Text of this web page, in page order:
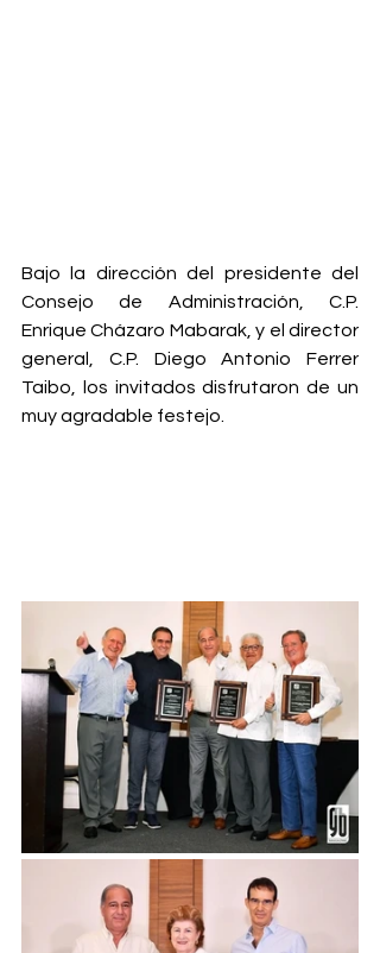
Bajo la dirección del presidente del
Consejo de Administración, C.P.
Enrique Cházaro Mabarak, y el director
general, C.P. Diego Antonio Ferrer
Taibo, los invitados disfrutaron de un
muy agradable festejo.